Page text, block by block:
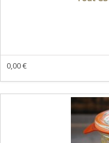
0,00 €